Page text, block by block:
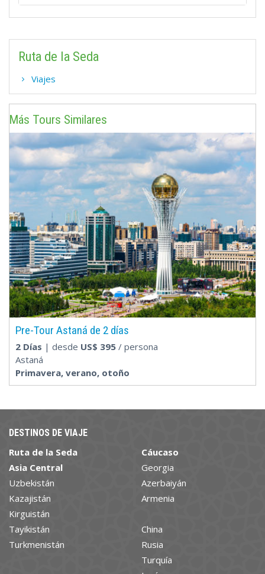
Ruta de la Seda
Viajes
Más Tours Similares
Pre-Tour Astaná de 2 días
2 Días | desde US$ 395 / persona
Astaná
Primavera, verano, otoño
DESTINOS DE VIAJE
Ruta de la Seda
Asia Central
Uzbekistán
Kazajistán
Kirguistán
Tayikistán
Turkmenistán
Cáucaso
Georgia
Azerbaiyán
Armenia
China
Rusia
Turquía